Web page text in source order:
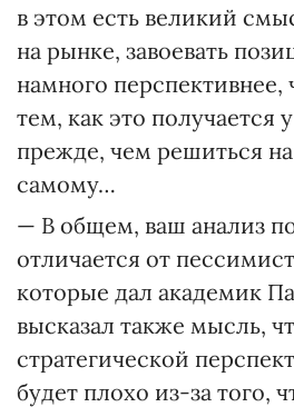
в этом есть великий
на рынке, завоевать
намного перспективнее,
тем, как это получается
прежде, чем решиться
самому…
— В общем, ваш анализ
отличается от
которые дал академик
высказал также мысль,
стратегической
будет плохо из-за того,